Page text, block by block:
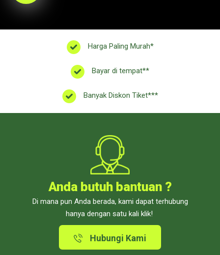
Harga Paling Murah*
Bayar di tempat**
Banyak Diskon Tiket***
Anda butuh bantuan ?
Di mana pun Anda berada, kami dapat terhubung
hanya dengan satu kali klik!
Hubungi Kami